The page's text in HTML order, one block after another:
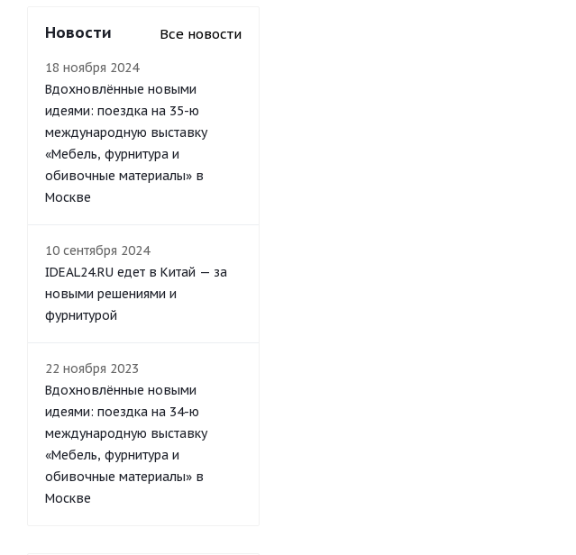
Новости Все новости
18 ноября 2024
Вдохновлённые новыми
идеями: поездка на 35-ю
международную выставку
«Мебель, фурнитура и
обивочные материалы» в
Москве
10 сентября 2024
IDEAL24.RU едет в Китай — за
новыми решениями и
фурнитурой
22 ноября 2023
Вдохновлённые новыми
идеями: поездка на 34-ю
международную выставку
«Мебель, фурнитура и
обивочные материалы» в
Москве